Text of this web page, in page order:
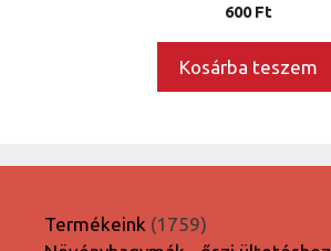
600Ft
Kosárba teszem
Termékeink 17591759